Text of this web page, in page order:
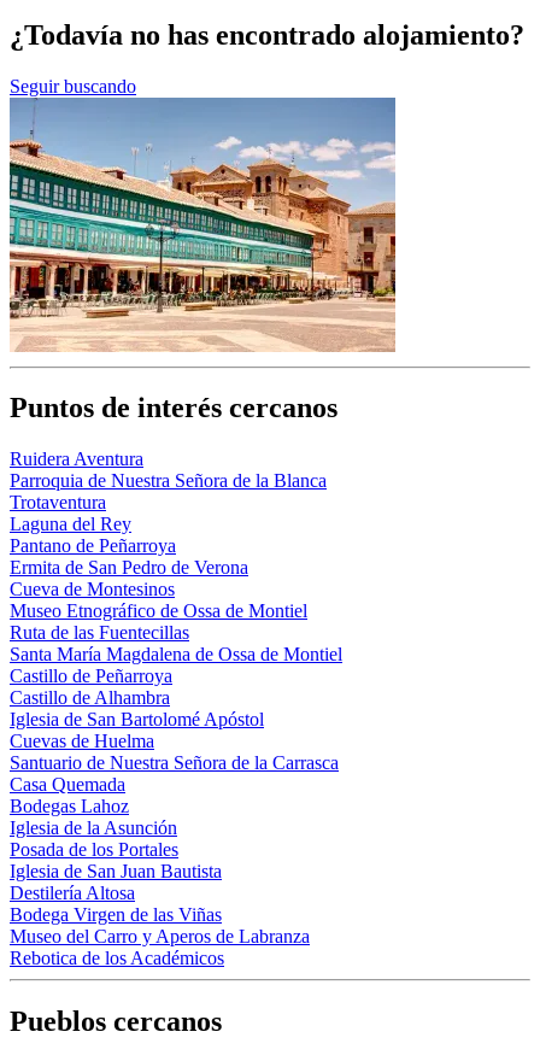
¿Todavía no has encontrado alojamiento?
Seguir buscando
Puntos de interés cercanos
Ruidera Aventura
Parroquia de Nuestra Señora de la Blanca
Trotaventura
Laguna del Rey
Pantano de Peñarroya
Ermita de San Pedro de Verona
Cueva de Montesinos
Museo Etnográfico de Ossa de Montiel
Ruta de las Fuentecillas
Santa María Magdalena de Ossa de Montiel
Castillo de Peñarroya
Castillo de Alhambra
Iglesia de San Bartolomé Apóstol
Cuevas de Huelma
Santuario de Nuestra Señora de la Carrasca
Casa Quemada
Bodegas Lahoz
Iglesia de la Asunción
Posada de los Portales
Iglesia de San Juan Bautista
Destilería Altosa
Bodega Virgen de las Viñas
Museo del Carro y Aperos de Labranza
Rebotica de los Académicos
Pueblos cercanos